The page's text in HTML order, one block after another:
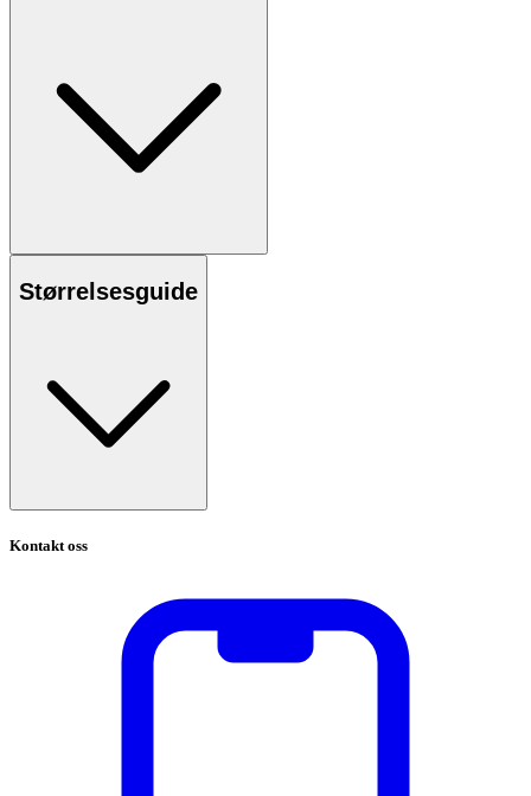
Størrelsesguide
Kontakt oss